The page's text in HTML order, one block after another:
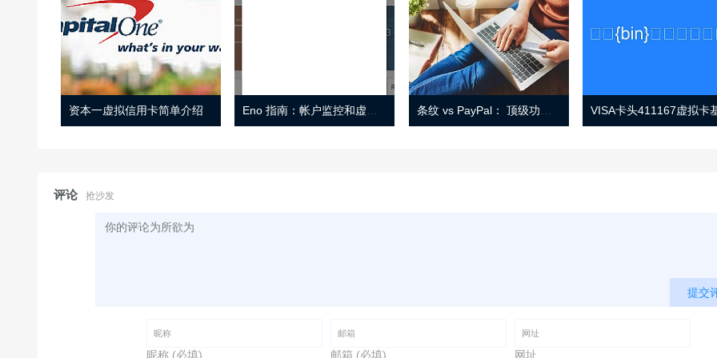
资本一虚拟信用卡简单介绍
评论 抢沙发
提交
昵称 (必填) 邮箱 (必填) 网址